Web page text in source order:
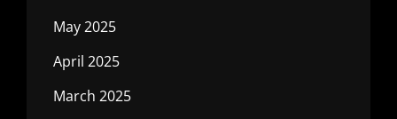
May 2025
April 2025
March 2025